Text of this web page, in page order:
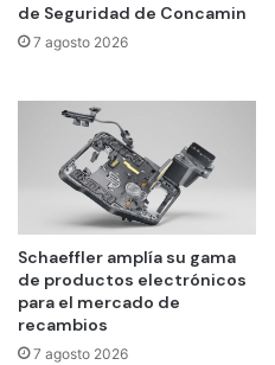
de Seguridad de Concamin
7 agosto 2026
Schaeffler amplía su gama
de productos electrónicos
para el mercado de
recambios
7 agosto 2026